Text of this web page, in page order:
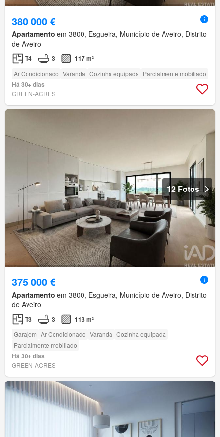
380 000 €
Apartamento em 3800, Esgueira, Município de Aveiro, Distrito
de Aveiro
T4 3 117 m²
Ar Condicionado Varanda Cozinha equipada Parcialmente mobiliado
Há 30+ dias
GREEN-ACRES
12 Fotos
375 000 €
Apartamento em 3800, Esgueira, Município de Aveiro, Distrito
de Aveiro
T3 3 113 m²
Garajem Ar Condicionado Varanda Cozinha equipada
Parcialmente mobiliado
Há 30+ dias
GREEN-ACRES